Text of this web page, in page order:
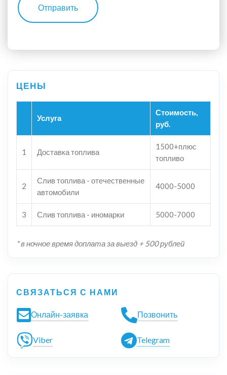
Отправить
Услуга
Стоимость,
руб.
1 Доставка топлива
1500+плюс
топливо
2
Слив топлива - отечественные
автомобили
4000-5000
3 Слив топлива - иномарки 5000-7000
* в ночное время доплата за выезд + 500 рублей
СВЯЗАТЬСЯ С НАМИ
Онлайн-заявка Позвонить
Viber Telegram